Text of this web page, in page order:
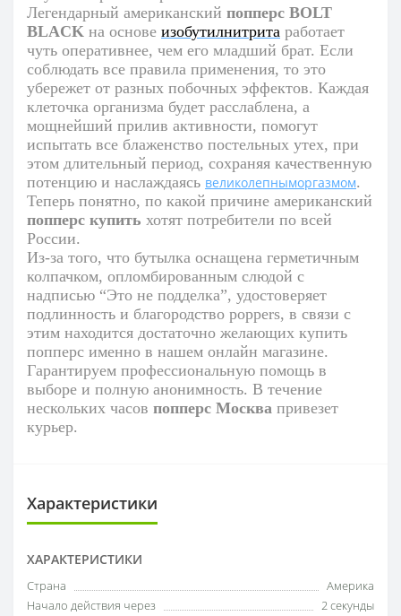
Легендарный американский попперс BOLT
BLACK на основе изобутилнитрита работает
чуть оперативнее, чем его младший брат. Если
соблюдать все правила применения, то это
убережет от разных побочных эффектов. Каждая
клеточка организма будет расслаблена, а
мощнейший прилив активности, помогут
испытать все блаженство постельных утех, при
этом длительный период, сохраняя качественную
потенцию и наслаждаясь великолепныморгазмом.
Теперь понятно, по какой причине американский
попперс купить хотят потребители по всей
России.
Из-за того, что бутылка оснащена герметичным
колпачком, опломбированным слюдой с
надписью “Это не подделка”, удостоверяет
подлинность и благородство poppers, в связи с
этим находится достаточно желающих купить
попперс именно в нашем онлайн магазине.
Гарантируем профессиональную помощь в
выборе и полную анонимность. В течение
нескольких часов попперс Москва привезет
курьер.
Характеристики
ХАРАКТЕРИСТИКИ
Страна
Америка
Начало действия через
2 секунды